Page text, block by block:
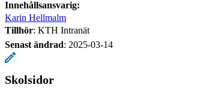
Innehållsansvarig:
Karin Hellmalm
Tillhör: KTH Intranät
Senast ändrad: 2025-03-14
Skolsidor